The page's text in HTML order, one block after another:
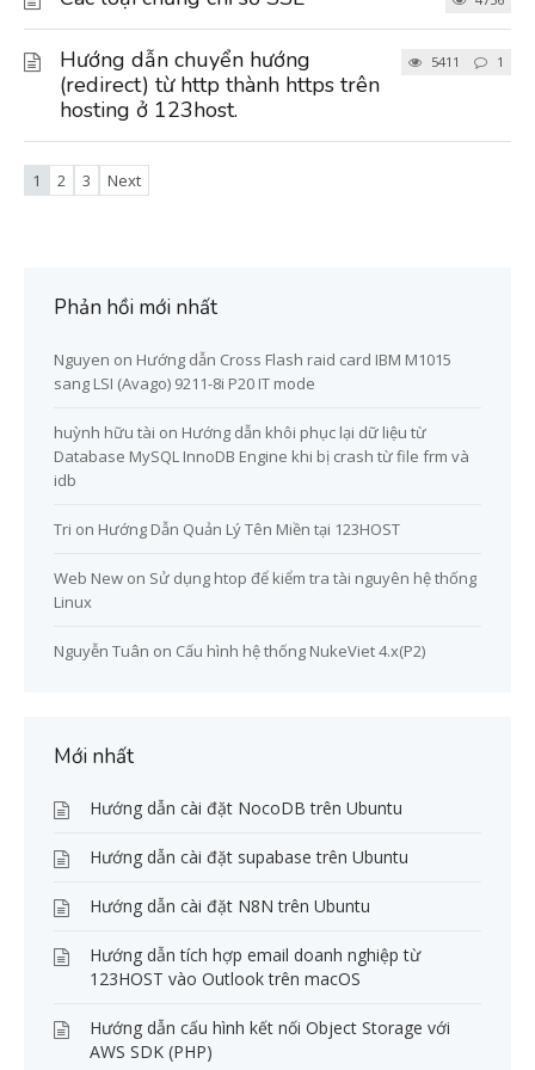
Hướng dẫn chuyển hướng
(redirect) từ http thành https trên
hosting ở 123host.
5411 1
1 2 3 Next
Phản hồi mới nhất
Nguyen on Hướng dẫn Cross Flash raid card IBM M1015
sang LSI (Avago) 9211-8i P20 IT mode
huỳnh hữu tài on Hướng dẫn khôi phục lại dữ liệu từ
Database MySQL InnoDB Engine khi bị crash từ file frm và
idb
Tri on Hướng Dẫn Quản Lý Tên Miền tại 123HOST
Web New on Sử dụng htop để kiểm tra tài nguyên hệ thống
Linux
Nguyễn Tuân on Cấu hình hệ thống NukeViet 4.x(P2)
Mới nhất
Hướng dẫn cài đặt NocoDB trên Ubuntu
Hướng dẫn cài đặt supabase trên Ubuntu
Hướng dẫn cài đặt N8N trên Ubuntu
Hướng dẫn tích hợp email doanh nghiệp từ
123HOST vào Outlook trên macOS
Hướng dẫn cấu hình kết nối Object Storage với
AWS SDK (PHP)